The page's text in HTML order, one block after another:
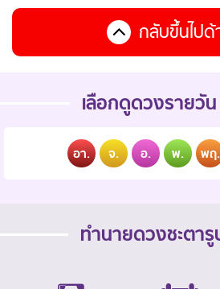
กลับขึ้นไปด้
เลือกดูดวงรายวั
อา. จ. อ. พ. พฤ.
ทำนายดวงชะตา